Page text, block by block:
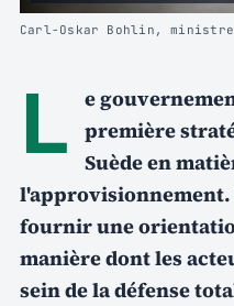
Carl-Oskar Bohlin,
L
e
première
Suède en
l'approvisionnement.
fournir une
manière dont les
sein de la défense